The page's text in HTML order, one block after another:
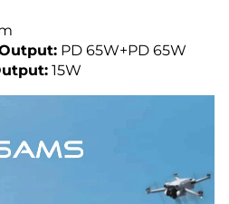
Output: PD 65W+PD 65W
15W